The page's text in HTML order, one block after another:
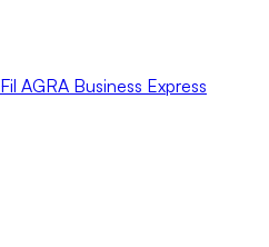
Fil AGRA Business Express